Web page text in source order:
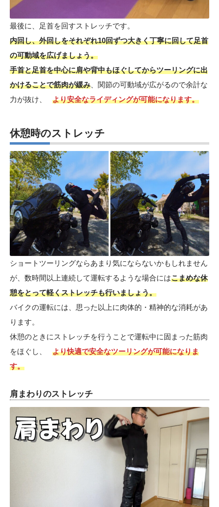
最後に、足首を回すストレッチです。
内回し、外回しをそれぞれ10回ずつ大きく丁寧に回して足首
の可動域を広げましょう。
手首と足首を中心に肩や背中もほぐしてからツーリングに出
かけることで筋肉が緩み 、関節の可動域が広がるので余計な
力が抜け、
より安全なライディングが可能になります。
休憩時のストレッチ
ショートツーリングならあまり気にならないかもしれません
が、数時間以上連続して運転するような場合にはこまめな休
憩をとって軽くストレッチも行いましょう。
バイクの運転には、思った以上に肉体的・精神的な消耗があ
ります。
休憩のときにストレッチを行うことで運転中に固まった筋肉
をほぐし、
より快適で安全なツーリングが可能になりま
す。
肩まわりのストレッチ